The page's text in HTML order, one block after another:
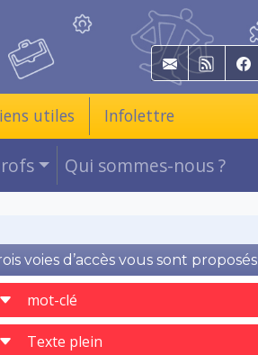
E-mail RSS
utiles Infolettre
Qui sommes-nous ?
voies d’accès vous sont proposés
mot-clé
Texte plein